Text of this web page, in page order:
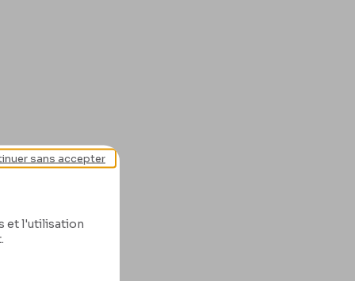
et l'utilisation
sans accepter